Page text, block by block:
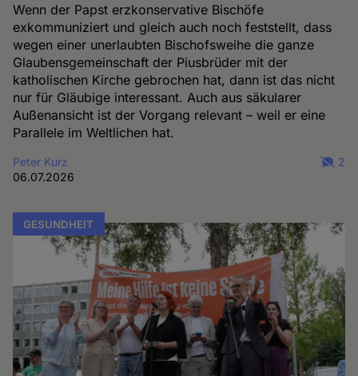
Wenn der Papst erzkonservative Bischöfe
exkommuniziert und gleich auch noch feststellt, dass
wegen einer unerlaubten Bischofsweihe die ganze
Glaubensgemeinschaft der Piusbrüder mit der
katholischen Kirche gebrochen hat, dann ist das nicht
nur für Gläubige interessant. Auch aus säkularer
Außenansicht ist der Vorgang relevant – weil er eine
Parallele im Weltlichen hat.
Peter Kurz
06.07.2026
2
GESUNDHEIT